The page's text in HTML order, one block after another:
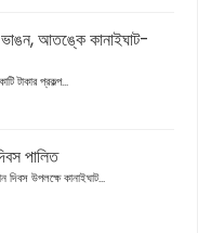
আতঙ্কে কানাইঘাট-
টাকার প্রকল্প...
পালিত
উপলক্ষে কানাইঘাট...